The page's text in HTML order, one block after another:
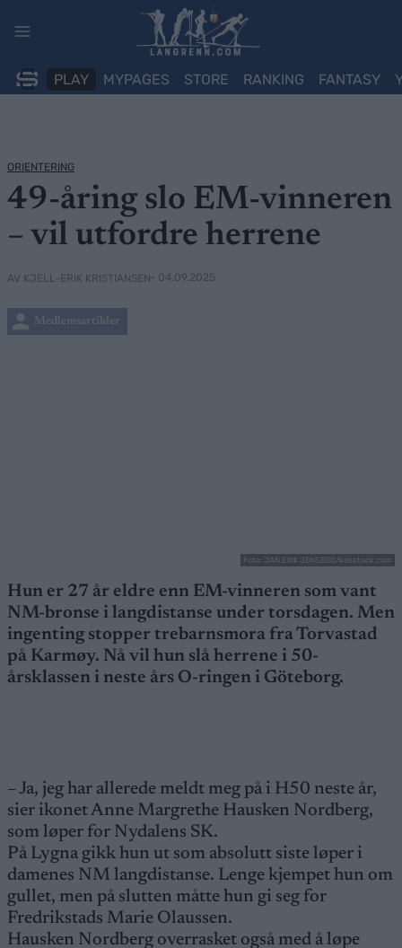
PLAY MYPAGES STORE RANKING FANTASY
ORIENTERING
49-åring slo EM-vinneren
– vil utfordre herrene
AV KJELL-ERIK KRISTIANSEN• 04.09.2025
Medlemsartikler
Foto: JAN ERIK JENSEGG/kekstock.com
Hun er 27 år eldre enn EM-vinneren som vant
NM-bronse i langdistanse under torsdagen. Men
ingenting stopper trebarnsmora fra Torvastad
på Karmøy. Nå vil hun slå herrene i 50-
årsklassen i neste års O-ringen i Göteborg.
– Ja, jeg har allerede meldt meg på i H50 neste år,
sier ikonet Anne Margrethe Hausken Nordberg,
som løper for Nydalens SK.
På Lygna gikk hun ut som absolutt siste løper i
damenes NM langdistanse. Lenge kjempet hun om
gullet, men på slutten måtte hun gi seg for
Fredrikstads Marie Olaussen.
Hausken Nordberg overrasket også med å løpe